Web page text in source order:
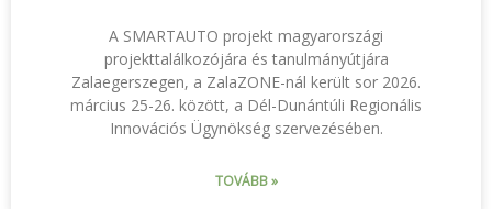
A SMARTAUTO projekt magyarországi
projekttalálkozójára és tanulmányútjára
Zalaegerszegen, a ZalaZONE-nál került sor 2026.
március 25-26. között, a Dél-Dunántúli Regionális
Innovációs Ügynökség szervezésében.
TOVÁBB »